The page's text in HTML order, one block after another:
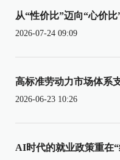
从“性价比”迈向“心价
2026-07-24 09:09
高标准劳动力市场体系
2026-06-23 10:26
AI时代的就业政策重在